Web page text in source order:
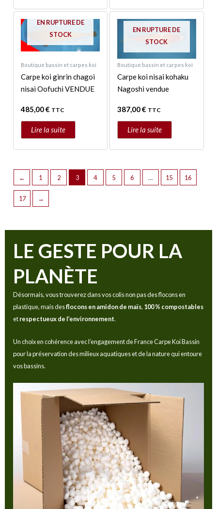
EN RUPTURE DE
STOCK
Boutique bassin et carpes koï
Carpe koi ginrin chagoi
nisai Oofuchi VENDUE
485,00€ TTC
Lire la suite
EN RUPTURE DE
STOCK
Boutique bassin et carpes koï
Carpe koi nisai kohaku
Nagoshi vendue
387,00€ TTC
Lire la suite
← 1 2 3 4 5 6 … 15 16
17 →
LE GESTE POUR LA
PLANÈTE
Désormais, vous trouverez dans vos colis non pas des flocons en
plastique, mais desflocons en amidon de maïs, 100 % compostables
etrespectueux de l’environnement.
Un choix en cohérence avec l’engagement de France Carpe Koï Bassin
pour la préservation des milieux aquatiques et de la nature qui entoure
vos bassins.